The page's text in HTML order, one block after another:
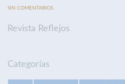
SIN COMENTARIOS
Revista Reflejos
Categorías